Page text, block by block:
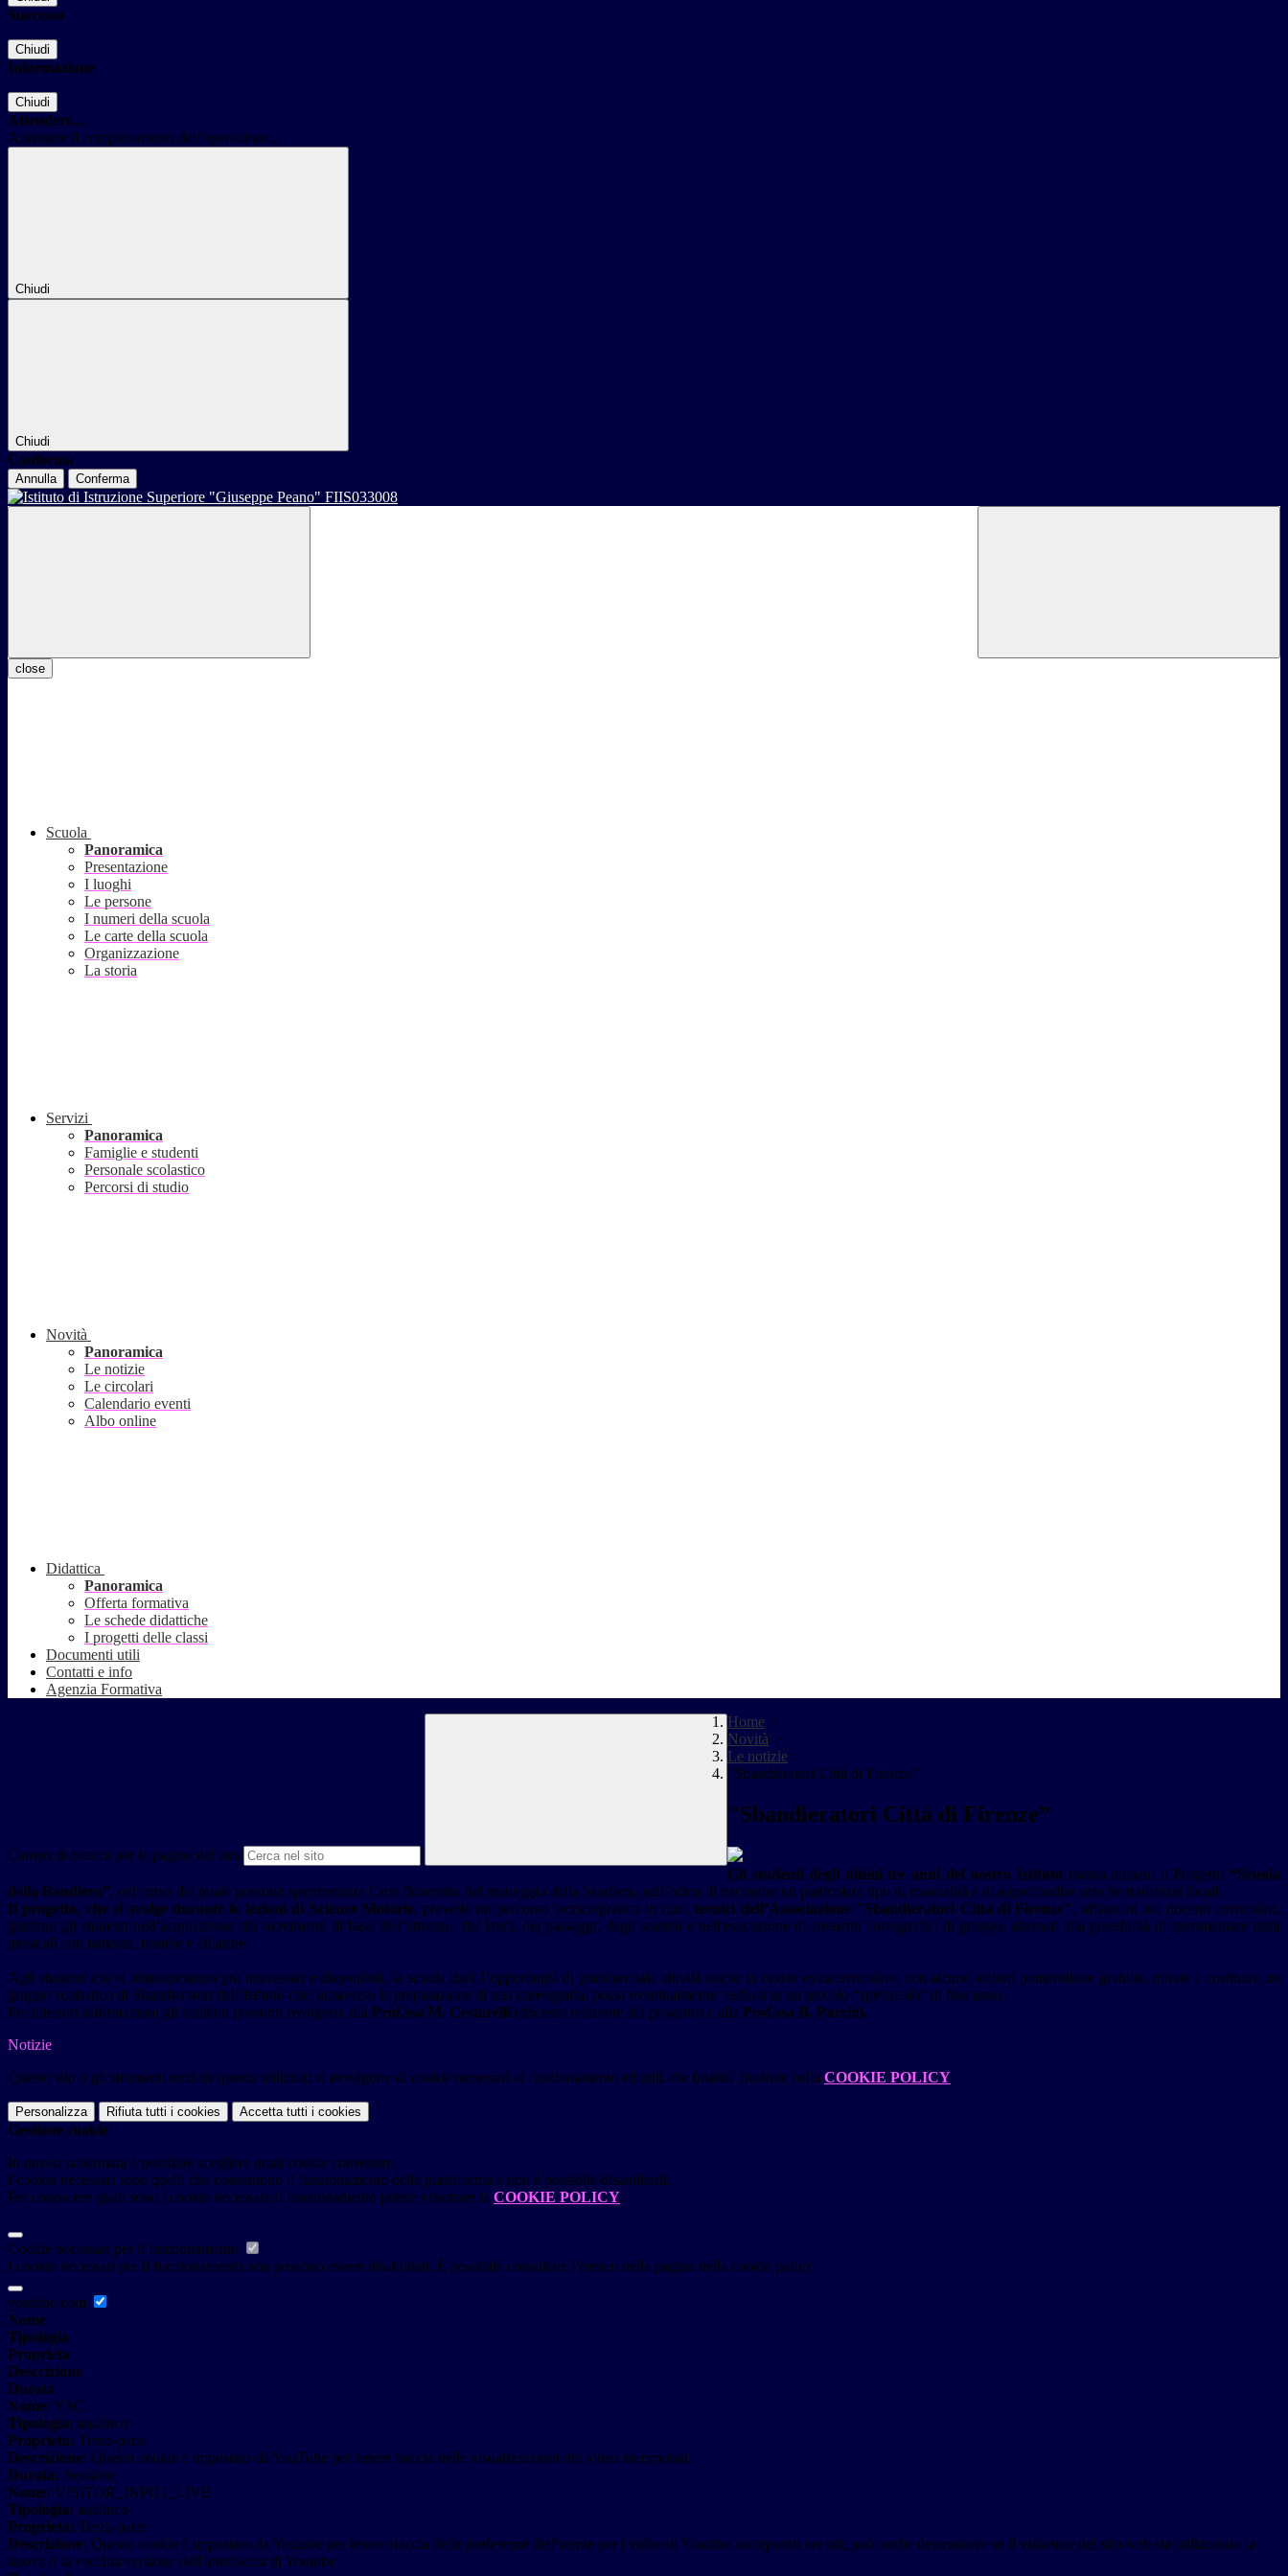
Successo
Chiudi
Informazione
Chiudi
Attendere...
Attendere il completamento dell'operazione...
Chiudi
Chiudi
Conferma
Annulla Conferma
close
Scuola
Panoramica
Presentazione
I luoghi
Le persone
I numeri della scuola
Le carte della scuola
Organizzazione
La storia
Servizi
Panoramica
Famiglie e studenti
Personale scolastico
Percorsi di studio
Novità
Panoramica
Le notizie
Le circolari
Calendario eventi
Albo online
Didattica
Panoramica
Offerta formativa
Le schede didattiche
I progetti delle classi
Documenti utili
Contatti e info
Agenzia Formativa
Campo di ricerca per le pagine del sito
Home >
Novità >
Le notizie >
"Sbandieratori Città di Firenze”
"Sbandieratori Città di Firenze”
Gli studenti degli ultimi tre anni del nostro Istituto hanno iniziato il Progetto “Scuola
della Bandiera”, nel corso del quale possono sperimentare l’arte fiorentina del maneggio della bandiera, nell’ottica di riscoprire un particolare tipo di manualità e di approfondire antiche tradizioni locali.
Il progetto, che si svolge durante le lezioni di Scienze Motorie, prevede un percorso teorico/pratico in cui itecnici dell’Associazione "Sbandieratori Città di Firenze", affiancati dai docenti curricolari,
guidano gli studenti nell’acquisizione dei movimenti di base dell’attrezzo, dei lanci, dei passaggi, degli scambi e nell'esecuzione di elementi coreografici di gruppo, alternati alla possibilità di sperimentare ritmi
musicali con tamburi, trombe e chiarine.
Agli studenti che si dimostreranno più interessati e disponibili, la scuola darà l’opportunità di praticare tale attività anche in orario extracurricolare, con alcune lezioni pomeridiane gratuite, mirate a costituire un
gruppo scolastico di Sbandieratori dell’Istituto che, attraverso la preparazione di una coreografia, possa eventualmente esibirsi in un piccolo “spettacolo” di fine anno.
Per ulteriori informazioni gli studenti possono rivolgersi alla Prof.ssa M. Cestarelli (docente referente del progetto) e alla Prof.ssa B. Parrini.
Notizie
Questo sito o gli strumenti terzi da questo utilizzati si avvalgono di cookie necessari al funzionamento ed utili alle finalità illustrate nella COOKIE POLICY.
Personalizza Rifiuta tutti i cookies Accetta tutti i cookies
Gestione cookie
In questa schermata è possibile scegliere quali cookie consentire.
I cookie necessari sono quelli che consentono il funzionamento della piattaforma e non è possibile disabilitarli.
Per conoscere quali sono i cookie necessari al funzionamento potete visionare la COOKIE POLICY.
Cookie necessari per il funzionamento
I cookie necessari per il funzionamento non possono essere disabilitati. È possibile consultare l'elenco nella pagina della cookie policy.
youtube.com
Nome
Tipologia
Proprieta
Descrizione
Durata
Nome: YSC
Tipologia: analitico
Proprieta: Terza-parte
Descrizione: Questo cookie è impostato da YouTube per tenere traccia delle visualizzazioni dei video incorporati.
Durata: Sessione
Nome: VISITOR_INFO1_LIVE
Tipologia: analitico
Proprieta: Terza-parte
Descrizione: Questo cookie è impostato da Youtube per tenere traccia delle preferenze dell'utente per i video di Youtube incorporati nei siti; può anche determinare se il visitatore del sito web sta utilizzando la
nuova o la vecchia versione dell'interfaccia di Youtube.